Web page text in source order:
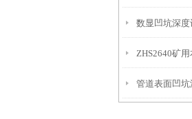
强度测定仪
数显凹坑深
ZHS2640矿
参数！
管道表面凹